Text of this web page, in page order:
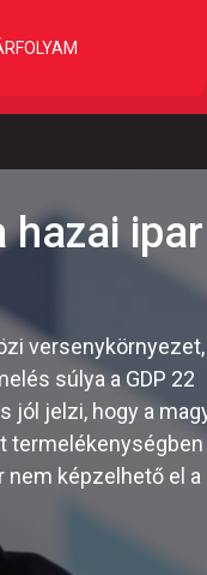
hazai ipar
versenykörnyezet,
súlya a GDP 22
jól jelzi, hogy a
termelékenységben
nem képzelhető el a